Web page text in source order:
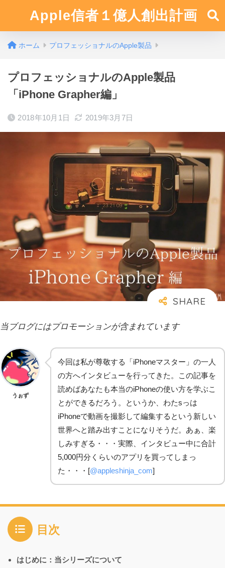
Apple信者１億人創出計画
ホーム プロフェッショナルのApple製品
プロフェッショナルのApple製品
「iPhone Grapher編」
2018年10月1日 2019年3月7日
当ブログにはプロモーションが含まれています
うぉず
今回は私が尊敬する「iPhoneマスター」の一人
の方へインタビューを行ってきた。この記事を
読めばあなたも本当のiPhoneの使い方を学ぶこ
とができるだろう。というか、わたsっは
iPhoneで動画を撮影して編集するという新しい
世界へと踏み出すことになりそうだ。あぁ、楽
しみすぎる・・・実際、インタビュー中に合計
5,000円分くらいのアプリを買ってしまっ
た・・・[@appleshinja_com]
目次
はじめに：当シリーズについて